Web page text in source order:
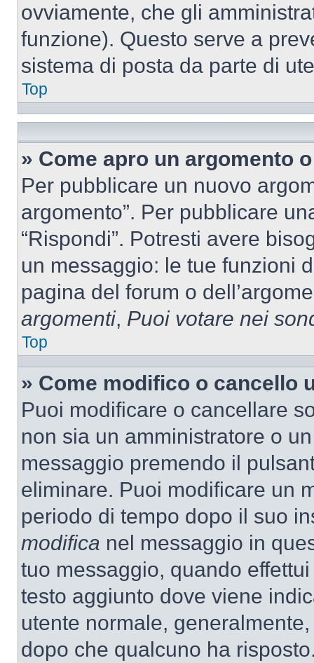
ovviamente, che gli
funzione). Questo serve a
sistema di posta da parte di
Top
» Come apro un argomento
Per pubblicare un nuovo
argomento”. Per pubblicare
“Rispondi”. Potresti avere
un messaggio: le tue funzioni
pagina del forum o
argomenti, Puoi votare nei
Top
» Come modifico o cancello
Puoi modificare o cancellare
non sia un amministratore o
messaggio premendo il
eliminare. Puoi modificare un
periodo di tempo dopo il suo
modifica nel messaggio in
tuo messaggio, quando
testo aggiunto dove viene
utente normale,
dopo che qualcuno ha